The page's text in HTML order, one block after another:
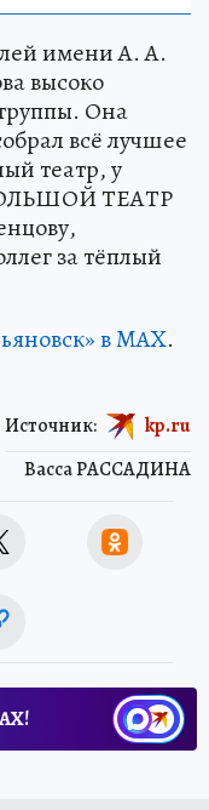
имени А. А.
высоко
Она
всё лучшее
театр, у
ТЕАТР
за тёплый
в MAX.
Васса РАССАДИНА
Источник: kp.ru